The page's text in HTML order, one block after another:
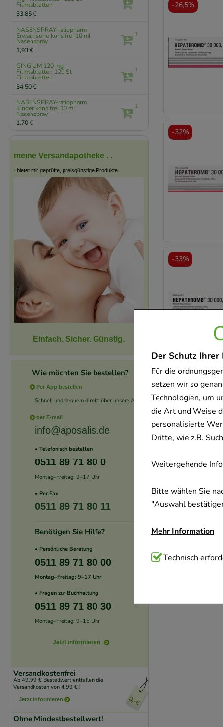
Der Schutz
Für die
setzen wir so
Technologien, um
die Art und Weise
personalisierte
Dritte, wie z.B.
Weitergehende
Bitte wählen Sie
"Auswahl
Mehr Information
Technisch
Website
verzichtet werden
Technisch
-26,5%
-32%
-33%
Filmtabletten
33,85 €
NASENSPRAY-ratiopharm
Erwachsene kons.frei 10 ml
Nasenspray
1,93 €
1
GINGIUM 120 mg
Filmtabletten 120 St
Filmtabletten
34,50 €
1
NASENSPRAY-ratiopharm
Kinder kons.frei 10 ml
Nasenspray
1,70 €
1
meine Versandapotheke . .
..bietet mir geprüfte, preisgünstige Produkte.
Einfach. Sicher. Günstig.
Wie möchten Sie bestellen?
Per App bestellen
Schnell und bequem direkt über unsere App.
per E-mail
info@aposalis.de
• Telefonisch bestellen
0511 89 71 80 0
Montag–Freitag: 9–17 Uhr
• Per Fax
0511 89 71 80 11
Benötigen Sie Hilfe?
• Persönliche Beratung
0511 89 71 80 00
Montag–Freitag: 9–17 Uhr
• Fragen zur Buchhaltung
0511 89 71 80 30
Montag–Freitag: 9–15 Uhr
Jetzt informieren
Versandkostenfrei
Ab 49,99 € Bestellwert entfallen die
Versandkosten von 4,99 € !
Jetzt informieren
Ohne Mindestbestellwert!